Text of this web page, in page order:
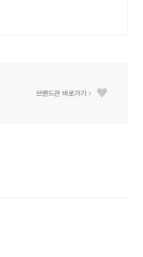
브랜드관 바로가기